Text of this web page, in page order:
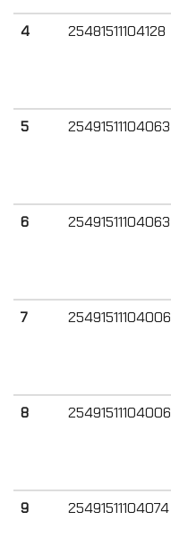
4
25481511104128
5
25491511104063
6
25491511104063
7
25491511104006
8
25491511104006
9
25491511104074